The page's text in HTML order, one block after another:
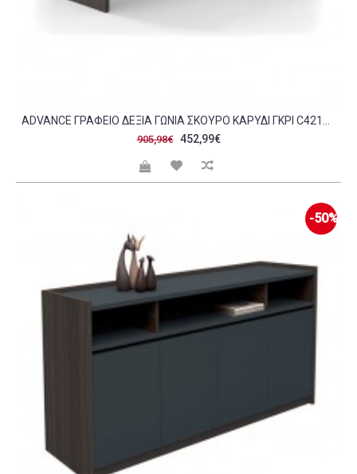
905,98€ 452,99€
-50%